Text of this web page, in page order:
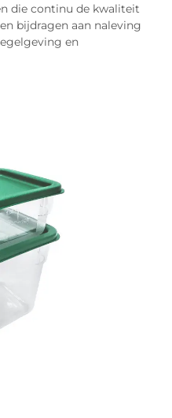
die continu de kwaliteit
bijdragen aan naleving
en